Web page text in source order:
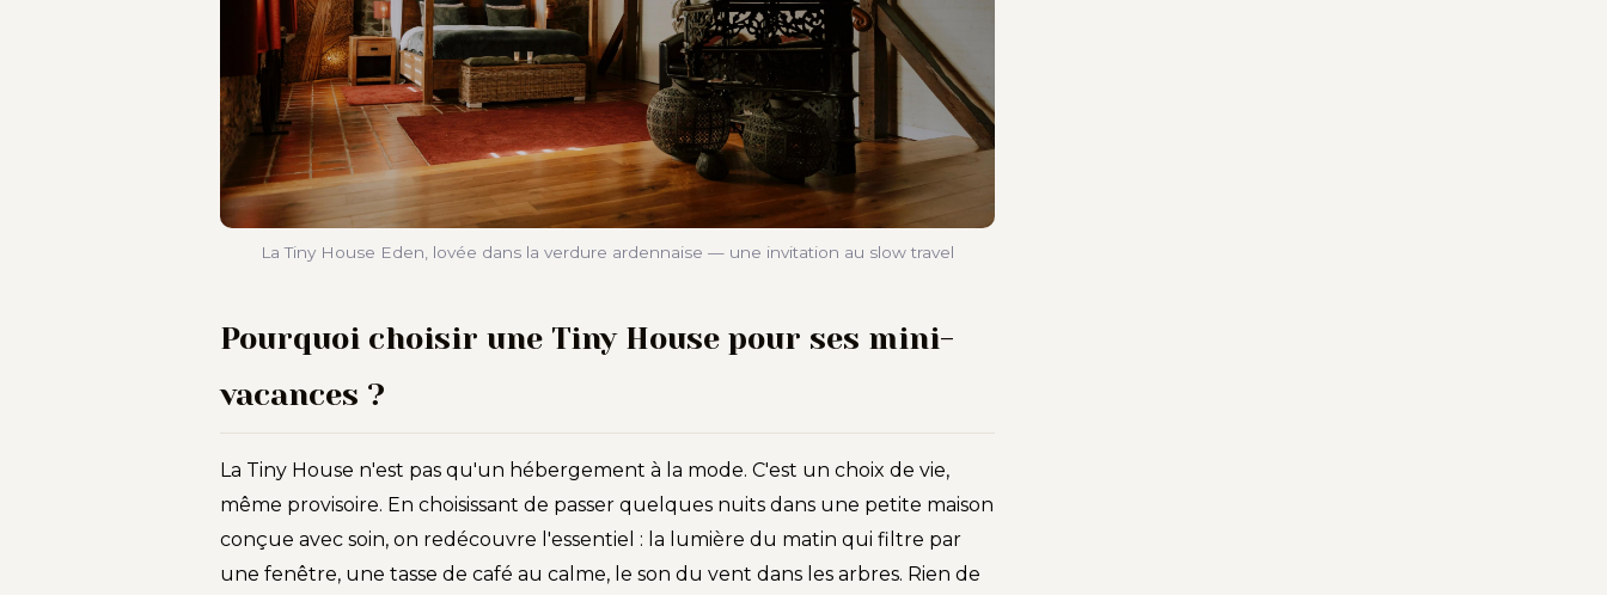
La Tiny House Eden, lovée dans la verdure ardennaise — une invitation au slow travel
Pourquoi choisir une Tiny House pour ses mini-
vacances ?
La Tiny House n'est pas qu'un hébergement à la mode. C'est un choix de vie,
même provisoire. En choisissant de passer quelques nuits dans une petite maison
conçue avec soin, on redécouvre l'essentiel : la lumière du matin qui filtre par
une fenêtre, une tasse de café au calme, le son du vent dans les arbres. Rien de